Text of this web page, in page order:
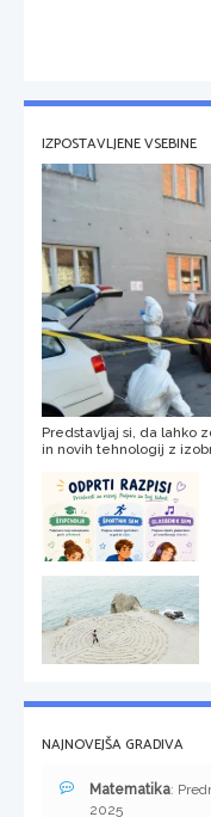
IZPOSTAVLJENE VSEBINE
Predstavljaj si, da lahko
in novih tehnologij z
NAJNOVEJŠA GRADIVA
Matematika:
2025